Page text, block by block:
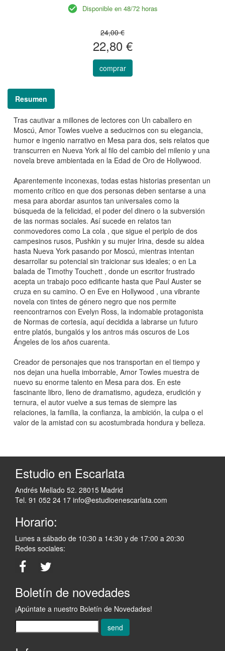
Disponible en 48/72 horas
24,00 €
22,80 €
comprar
Resumen
Tras cautivar a millones de lectores con Un caballero en
Moscú, Amor Towles vuelve a seducirnos con su elegancia,
humor e ingenio narrativo en Mesa para dos, seis relatos que
transcurren en Nueva York al filo del cambio del milenio y una
novela breve ambientada en la Edad de Oro de Hollywood.
Aparentemente inconexas, todas estas historias presentan un
momento crítico en que dos personas deben sentarse a una
mesa para abordar asuntos tan universales como la
búsqueda de la felicidad, el poder del dinero o la subversión
de las normas sociales. Así sucede en relatos tan
conmovedores como La cola , que sigue el periplo de dos
campesinos rusos, Pushkin y su mujer Irina, desde su aldea
hasta Nueva York pasando por Moscú, mientras intentan
desarrollar su potencial sin traicionar sus ideales; o en La
balada de Timothy Touchett , donde un escritor frustrado
acepta un trabajo poco edificante hasta que Paul Auster se
cruza en su camino. O en Eve en Hollywood , una vibrante
novela con tintes de género negro que nos permite
reencontrarnos con Evelyn Ross, la indomable protagonista
de Normas de cortesía, aquí decidida a labrarse un futuro
entre platós, bungalós y los antros más oscuros de Los
Ángeles de los años cuarenta.
Creador de personajes que nos transportan en el tiempo y
nos dejan una huella imborrable, Amor Towles muestra de
nuevo su enorme talento en Mesa para dos. En este
fascinante libro, lleno de dramatismo, agudeza, erudición y
ternura, el autor vuelve a sus temas de siempre las
relaciones, la familia, la confianza, la ambición, la culpa o el
valor de la amistad con su acostumbrada hondura y belleza.
Estudio en Escarlata
Andrés Mellado 52. 28015 Madrid
Tel. 91 052 24 17 info@estudioenescarlata.com
Horario:
Lunes a sábado de 10:30 a 14:30 y de 17:00 a 20:30
Redes sociales:
Boletín de novedades
¡Apúntate a nuestro Boletín de Novedades!
send